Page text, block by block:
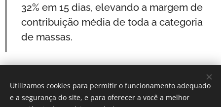
32% em 15 dias, elevando a margem de
contribuição média de toda a categoria
de massas.
Por: Verônica Silveira Nicoletti
Utilizamos cookies para permitir o funcionamento adequado
e a segurança do site, e para oferecer a você a melhor